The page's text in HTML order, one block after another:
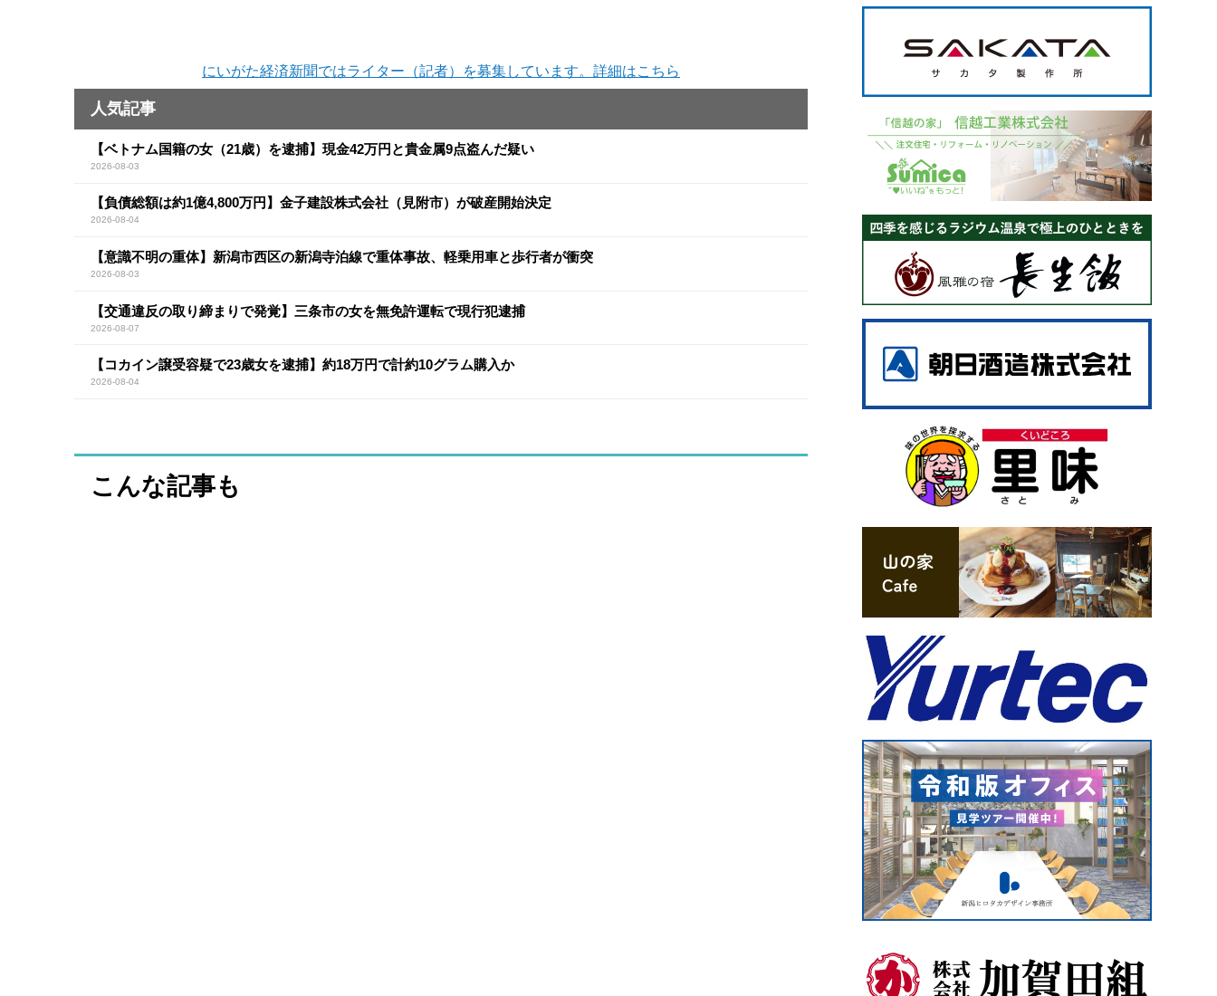
にいがた経済新聞ではライター（記者）を募集しています。詳細はこちら
人気記事
【ベトナム国籍の女（21歳）を逮捕】現金42万円と貴金属9点盗んだ疑い
2026-08-03
【負債総額は約1億4,800万円】金子建設株式会社（見附市）が破産開始決定
2026-08-04
【意識不明の重体】新潟市西区の新潟寺泊線で重体事故、軽乗用車と歩行者が衝突
2026-08-03
【交通違反の取り締まりで発覚】三条市の女を無免許運転で現行犯逮捕
2026-08-07
【コカイン譲受容疑で23歳女を逮捕】約18万円で計約10グラム購入か
2026-08-04
こんな記事も